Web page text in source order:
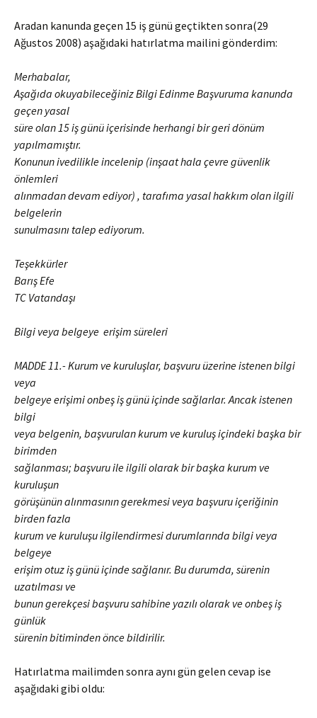
Aradan kanunda geçen 15 iş günü geçtikten sonra(29
Ağustos 2008) aşağıdaki hatırlatma mailini gönderdim:
Merhabalar,
Aşağıda okuyabileceğiniz Bilgi Edinme Başvuruma kanunda
geçen yasal
süre olan 15 iş günü içerisinde herhangi bir geri dönüm
yapılmamıştır.
Konunun ivedilikle incelenip (inşaat hala çevre güvenlik
önlemleri
alınmadan devam ediyor) , tarafıma yasal hakkım olan ilgili
belgelerin
sunulmasını talep ediyorum.
Teşekkürler
Barış Efe
TC Vatandaşı
Bilgi veya belgeye erişim süreleri
MADDE 11.- Kurum ve kuruluşlar, başvuru üzerine istenen bilgi
veya
belgeye erişimi onbeş iş günü içinde sağlarlar. Ancak istenen
bilgi
veya belgenin, başvurulan kurum ve kuruluş içindeki başka bir
birimden
sağlanması; başvuru ile ilgili olarak bir başka kurum ve
kuruluşun
görüşünün alınmasının gerekmesi veya başvuru içeriğinin
birden fazla
kurum ve kuruluşu ilgilendirmesi durumlarında bilgi veya
belgeye
erişim otuz iş günü içinde sağlanır. Bu durumda, sürenin
uzatılması ve
bunun gerekçesi başvuru sahibine yazılı olarak ve onbeş iş
günlük
sürenin bitiminden önce bildirilir.
Hatırlatma mailimden sonra aynı gün gelen cevap ise
aşağıdaki gibi oldu: